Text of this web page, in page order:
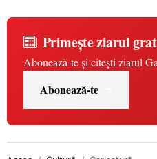
Primește ziarul
Abonează-te și citești ziarul
Abonează-te